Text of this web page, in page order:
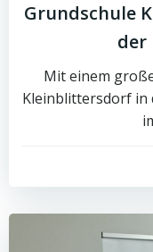
Grundschule
der
Mit einem
Kleinblittersdorf in